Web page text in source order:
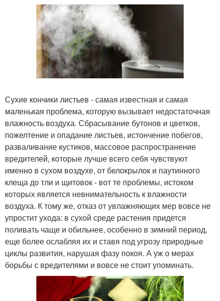
Сухие кончики листьев - самая известная и самая
маленькая проблема, которую вызывает недостаточная
влажность воздуха. Сбрасывание бутонов и цветков,
пожелтение и опадание листьев, истончение побегов,
разваливание кустиков, массовое распространение
вредителей, которые лучше всего себя чувствуют
именно в сухом воздухе, от белокрылок и паутинного
клеща до тли и щитовок - вот те проблемы, истоком
которых является невнимательность к влажности
воздуха. К тому же, отказ от увлажняющих мер вовсе не
упростит ухода: в сухой среде растения придется
поливать чаще и обильнее, особенно в зимний период,
еще более ослабляя их и ставя под угрозу природные
циклы развития, нарушая фазу покоя. А уж о мерах
борьбы с вредителями и вовсе не стоит упоминать.